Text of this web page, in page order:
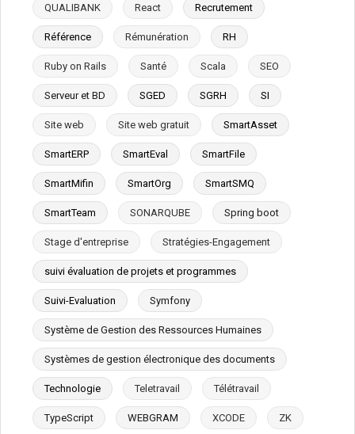
QUALIBANK React Recrutement
Référence Rémunération RH
Ruby on Rails Santé Scala SEO
Serveur et BD SGED SGRH SI
Site web Site web gratuit SmartAsset
SmartERP SmartEval SmartFile
SmartMifin SmartOrg SmartSMQ
SmartTeam SONARQUBE Spring boot
Stage d'entreprise Stratégies-Engagement
suivi évaluation de projets et programmes
Suivi-Evaluation Symfony
Système de Gestion des Ressources Humaines
Systèmes de gestion électronique des documents
Technologie Teletravail Télétravail
TypeScript WEBGRAM XCODE ZK